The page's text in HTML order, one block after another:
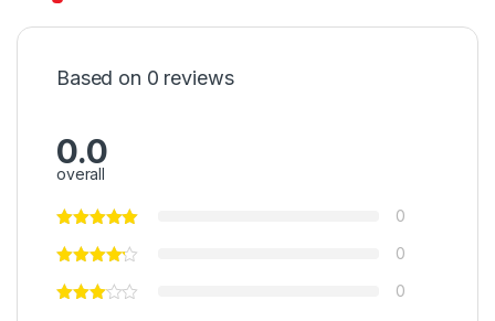
Based on 0 reviews
0.0
overall
0
0
0